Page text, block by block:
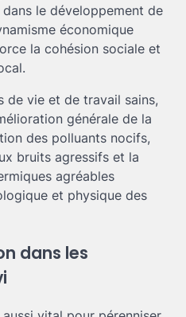
le développement de
économique
la cohésion sociale et
de vie et de travail sains,
générale de la
des polluants nocifs,
bruits agressifs et la
agréables
et physique des
dans les